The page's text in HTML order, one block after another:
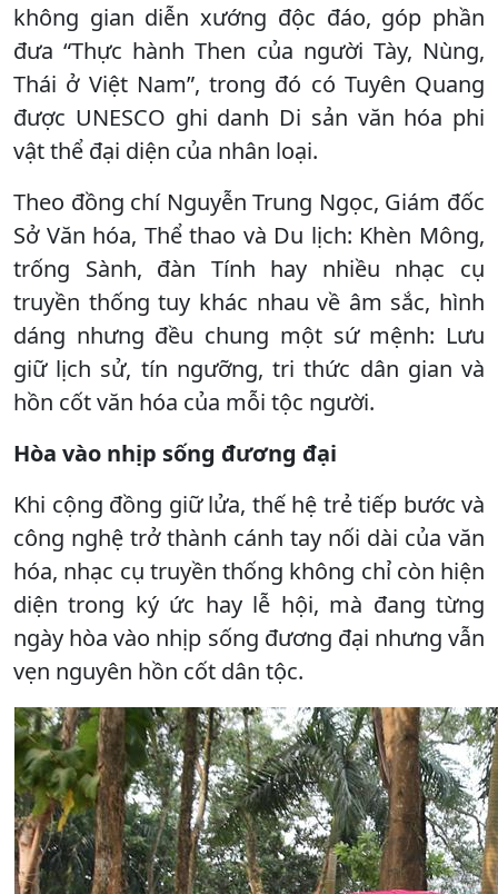
không gian diễn xướng độc đáo, góp phần
đưa “Thực hành Then của người Tày, Nùng,
Thái ở Việt Nam”, trong đó có Tuyên Quang
được UNESCO ghi danh Di sản văn hóa phi
vật thể đại diện của nhân loại.
Theo đồng chí Nguyễn Trung Ngọc, Giám đốc
Sở Văn hóa, Thể thao và Du lịch: Khèn Mông,
trống Sành, đàn Tính hay nhiều nhạc cụ
truyền thống tuy khác nhau về âm sắc, hình
dáng nhưng đều chung một sứ mệnh: Lưu
giữ lịch sử, tín ngưỡng, tri thức dân gian và
hồn cốt văn hóa của mỗi tộc người.
Hòa vào nhịp sống đương đại
Khi cộng đồng giữ lửa, thế hệ trẻ tiếp bước và
công nghệ trở thành cánh tay nối dài của văn
hóa, nhạc cụ truyền thống không chỉ còn hiện
diện trong ký ức hay lễ hội, mà đang từng
ngày hòa vào nhịp sống đương đại nhưng vẫn
vẹn nguyên hồn cốt dân tộc.